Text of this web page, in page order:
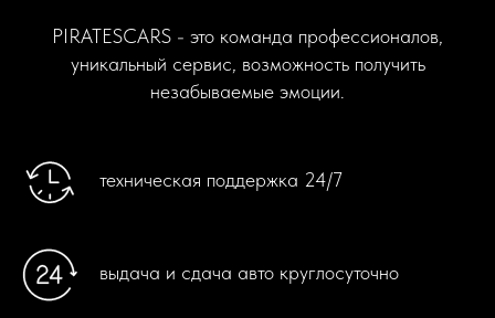
PIRATESCARS - это команда профессионалов,
уникальный сервис, возможность получить
незабываемые эмоции.
техническая поддержка 24/7
выдача и сдача авто круглосуточно